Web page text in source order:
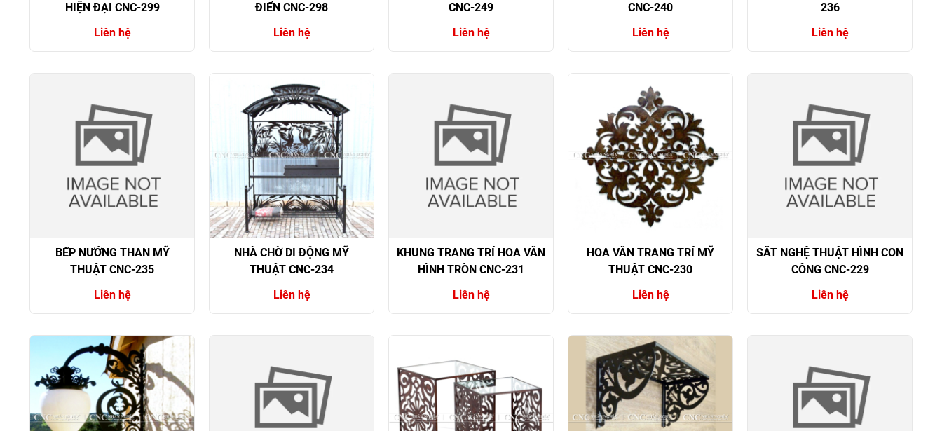
HIỆN ĐẠI CNC-299
Liên hệ
ĐIỂN CNC-298
Liên hệ
CNC-249
Liên hệ
CNC-240
Liên hệ
236
Liên hệ
BẾP NƯỚNG THAN MỸ
THUẬT CNC-235
Liên hệ
NHÀ CHỜ DI ĐỘNG MỸ
THUẬT CNC-234
Liên hệ
KHUNG TRANG TRÍ HOA VĂN
HÌNH TRÒN CNC-231
Liên hệ
HOA VĂN TRANG TRÍ MỸ
THUẬT CNC-230
Liên hệ
SĂT NGHỆ THUẬT HÌNH CON
CÔNG CNC-229
Liên hệ